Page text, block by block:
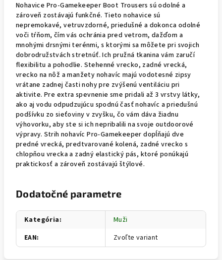
Nohavice Pro-Gamekeeper Boot Trousers sú odolné a
zároveň zostávajú funkčné. Tieto nohavice sú
nepremokavé, vetruvzdorné, priedušné a dokonca odolné
voči tŕňom, čím vás ochránia pred vetrom, dažďom a
mnohými drsnými terénmi, s ktorými sa môžete pri svojich
dobrodružstvách stretnúť. Ich pružná tkanina vám zaručí
flexibilitu a pohodlie. Stehenné vrecko, zadné vrecká,
vrecko na nôž a manžety nohavíc majú vodotesné zipsy
vrátane zadnej časti nohy pre zvýšenú ventiláciu pri
aktivite. Pre extra spevnenie sme pridali až 3 vrstvy látky,
ako aj vodu odpudzujúcu spodnú časť nohavíc a priedušnú
podšívku zo sieťoviny v zvyšku, čo vám dáva žiadnu
výhovorku, aby ste si ich nepribalili na svoje outdoorové
výpravy. Strih nohavíc Pro-Gamekeeper dopĺňajú dve
predné vrecká, predtvarované kolená, zadné vrecko s
chlopňou vrecka a zadný elastický pás, ktoré ponúkajú
praktickosť a zároveň zostávajú štýlové.
Dodatočné parametre
Kategória:
Muži
EAN: Zvoľte variant